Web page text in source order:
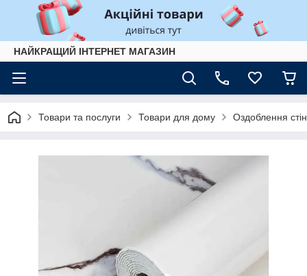
НАЙКРАЩИЙ ІНТЕРНЕТ МАГАЗИН
Товари та послуги Товари для дому Оздоблення